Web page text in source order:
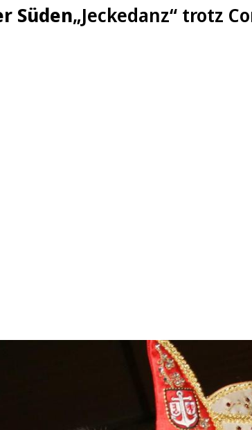
Süden„Jeckedanz“ trotz